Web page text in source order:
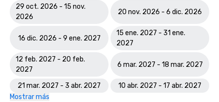
29 oct. 2026 - 15 nov.
2026
20 nov. 2026 - 6 dic. 2026
16 dic. 2026 - 9 ene. 2027
15 ene. 2027 - 31 ene.
2027
12 feb. 2027 - 20 feb.
2027
6 mar. 2027 - 18 mar. 2027
21 mar. 2027 - 3 abr. 2027
10 abr. 2027 - 17 abr. 2027
Mostrar más